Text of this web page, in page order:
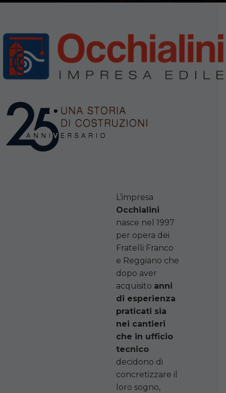
L’impresa
Occhialini
nasce nel 1997
per opera dei
Fratelli Franco
e Reggiano che
dopo aver
acquisito anni
di esperienza
praticati sia
nei cantieri
che in ufficio
tecnico
decidono di
concretizzare il
loro sogno,